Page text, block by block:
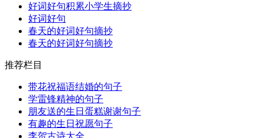
好词好句积累小学生摘抄
好词好句
春天的好词好句摘抄
春天的好词好句摘抄
推荐栏目
带花祝福语结婚的句子
学雷锋精神的句子
朋友送的生日蛋糕谢谢句子
有趣的生日祝愿句子
李贺古诗大全